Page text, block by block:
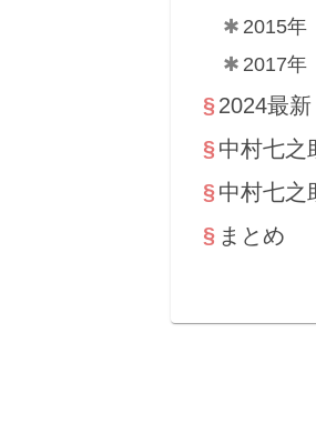
2015年
2017年
2024最
中村七之
中村七之
まとめ